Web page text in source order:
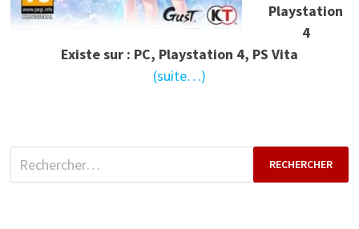
Playstation
4
Existe sur : PC, Playstation 4, PS Vita
(suite…)
Rechercher :